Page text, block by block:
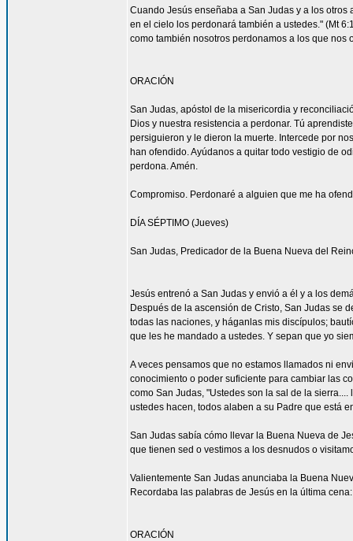
Cuando Jesús enseñaba a San Judas y a los
en el cielo los perdonará también a ustedes." (Mt
como también nosotros perdonamos a los que nos
ORACIÓN
San Judas, apóstol de la misericordia y
Dios y nuestra resistencia a perdonar. Tú
persiguieron y le dieron la muerte. Intercede por
han ofendido. Ayúdanos a quitar todo vestigio de
perdona. Amén.
Compromiso. Perdonaré a alguien que me ha
DÍA SÉPTIMO (Jueves)
San Judas, Predicador de la Buena Nueva del
Jesús entrenó a San Judas y envió a él y a los
Después de la ascensión de Cristo, San Judas se
todas las naciones, y háganlas mis discípulos;
que les he mandado a ustedes. Y sepan que yo
A veces pensamos que no estamos llamados ni
conocimiento o poder suficiente para cambiar las
como San Judas, "Ustedes son la sal de la
ustedes hacen, todos alaben a su Padre que está
San Judas sabía cómo llevar la Buena Nueva de
que tienen sed o vestimos a los desnudos o
Valientemente San Judas anunciaba la Buena
Recordaba las palabras de Jesús en la última
ORACIÓN